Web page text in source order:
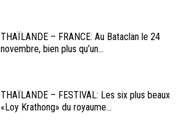
THAÏLANDE – FRANCE: Au Bataclan le 24
novembre, bien plus qu’un...
THAÏLANDE – FESTIVAL: Les six plus beaux
«Loy Krathong» du royaume...